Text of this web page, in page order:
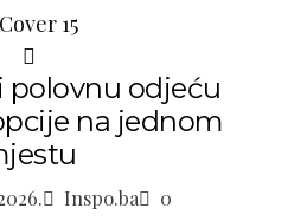
polovnu odjeću
na jednom
Inspo.ba 0